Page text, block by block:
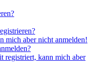
mich aber nicht anmelden!
registriert, kann mich aber